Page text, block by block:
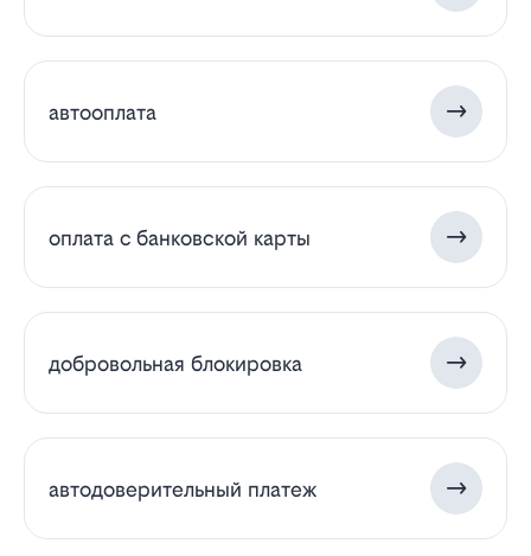
автооплата
оплата с банковской карты
добровольная блокировка
автодоверительный платеж